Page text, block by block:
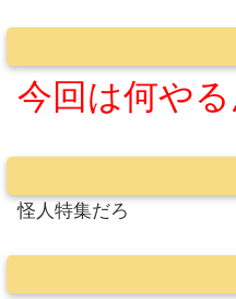
今回は何やる
怪人特集だろ